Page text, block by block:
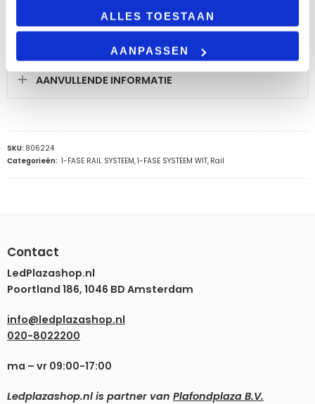
ALLES TOESTAAN
AANPASSEN
LEES VERDER
AANVULLENDE INFORMATIE
SKU: 806224
Categorieën: 1-FASE RAIL SYSTEEM,1-FASE SYSTEEM WIT, Rail
Contact
LedPlazashop.nl
Poortland 186, 1046 BD Amsterdam
info@ledplazashop.nl
020-8022200
ma – vr 09:00-17:00
Ledplazashop.nl is partner van Plafondplaza B.V.